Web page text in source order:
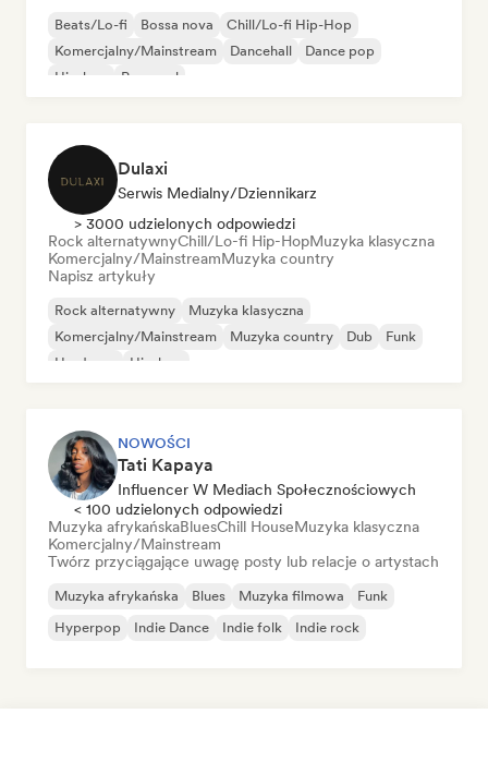
Beats/Lo-fi Bossa nova
Chill/Lo-fi Hip-Hop
Komercjalny/Mainstream
Dancehall
Dance pop
Hip-hop
Pop-soul
Dulaxi
Serwis Medialny/Dziennikarz
> 3000 udzielonych odpowiedzi
Rock alternatywnyChill/Lo-fi Hip-HopMuzyka klasyczna
Komercjalny/MainstreamMuzyka country
Napisz artykuły
Rock alternatywny
Muzyka klasyczna
Komercjalny/Mainstream
Muzyka country Dub
Funk
Hardcore
Hip-hop
NOWOŚCI
Tati Kapaya
Influencer W Mediach Społecznościowych
< 100 udzielonych odpowiedzi
Muzyka afrykańskaBluesChill HouseMuzyka klasyczna
Komercjalny/Mainstream
Twórz przyciągające uwagę posty lub relacje o artystach
Muzyka afrykańska Blues Muzyka filmowa
Funk
Hyperpop
Indie Dance Indie folk Indie rock